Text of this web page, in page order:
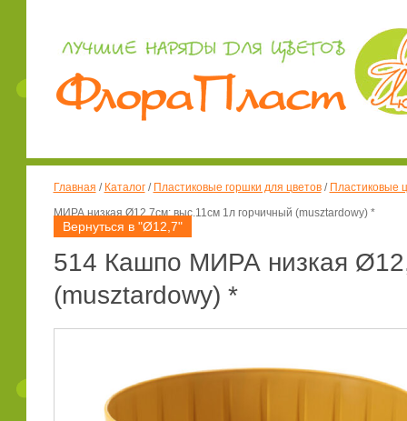
Главная / Каталог/ Пластиковые горшки для цветов/ Пластиковые
МИРА низкая Ø12,7см; выс.11см 1л горчичный (musztardowy) *
Вернуться в "Ø12,7"
514 Кашпо МИРА низкая
(musztardowy) *